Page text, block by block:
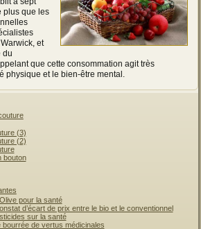
plus que les
et
du
que cette consommation agit très
physique et le bien-être mental.
(3)
(2)
bouton
pour la santé
d’écart de prix entre le bio et le conventionnel
sur la santé
bourrée de vertus médicinales